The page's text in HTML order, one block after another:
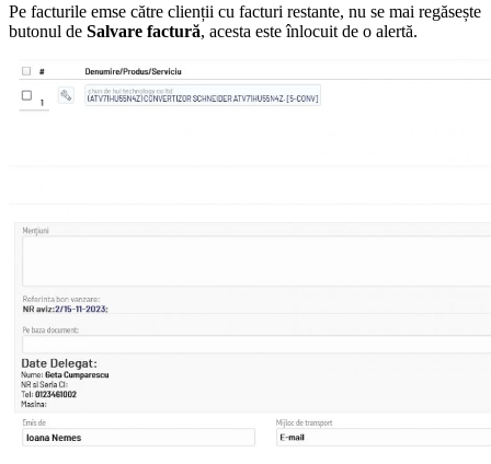
Pe facturile emse către clienții cu facturi restante, nu se mai regăsește
butonul de Salvare factură, acesta este înlocuit de o alertă.